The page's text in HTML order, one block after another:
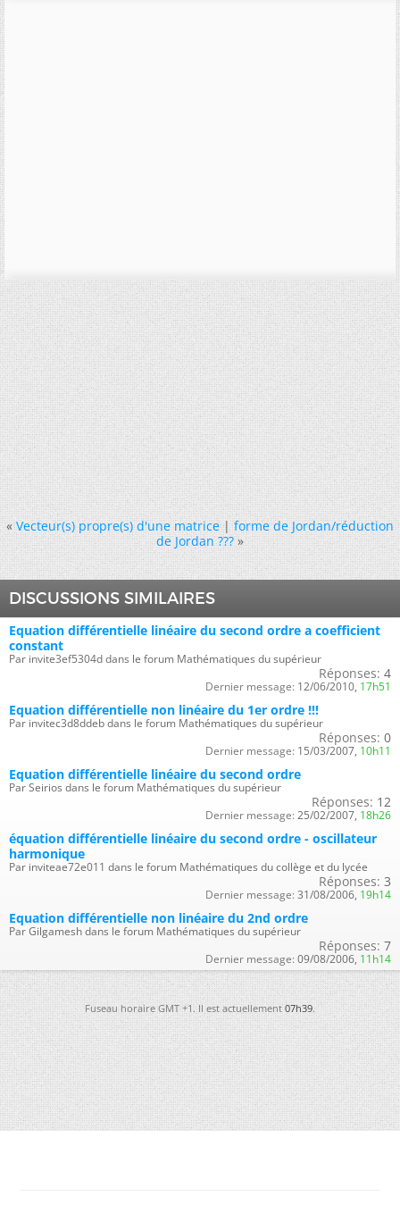
« Vecteur(s) propre(s) d'une matrice|forme de Jordan/réduction
de Jordan ??? »
DISCUSSIONS SIMILAIRES
Equation différentielle linéaire du second ordre a coefficient
constant
Par invite3ef5304d dans le forum Mathématiques du supérieur
Réponses: 4
Dernier message: 12/06/2010, 17h51
Equation différentielle non linéaire du 1er ordre !!!
Par invitec3d8ddeb dans le forum Mathématiques du supérieur
Réponses: 0
Dernier message: 15/03/2007, 10h11
Equation différentielle linéaire du second ordre
Par Seirios dans le forum Mathématiques du supérieur
Réponses: 12
Dernier message: 25/02/2007, 18h26
équation différentielle linéaire du second ordre - oscillateur
harmonique
Par inviteae72e011 dans le forum Mathématiques du collège et du lycée
Réponses: 3
Dernier message: 31/08/2006, 19h14
Equation différentielle non linéaire du 2nd ordre
Par Gilgamesh dans le forum Mathématiques du supérieur
Réponses: 7
Dernier message: 09/08/2006, 11h14
Fuseau horaire GMT +1. Il est actuellement07h39.